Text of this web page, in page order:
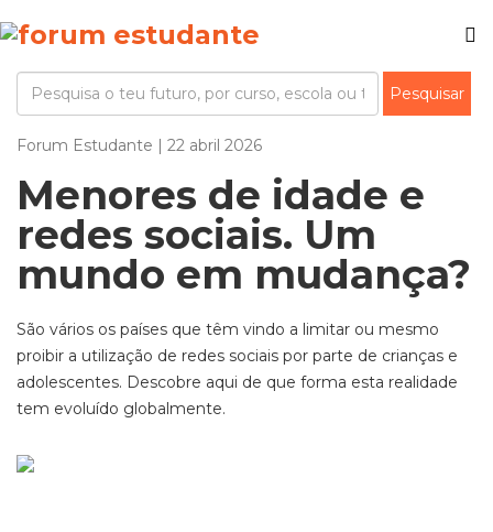
Forum Estudante | 22 abril 2026
Menores de idade e
redes sociais. Um
mundo em mudança?
São vários os países que têm vindo a limitar ou mesmo
proibir a utilização de redes sociais por parte de crianças e
adolescentes. Descobre aqui de que forma esta realidade
tem evoluído globalmente.